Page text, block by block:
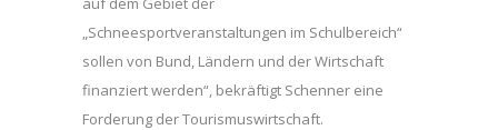
„Schneesportveranstaltungen im Schulbereich“
sollen von Bund, Ländern und der Wirtschaft
finanziert werden“, bekräftigt Schenner eine
Forderung der Tourismuswirtschaft.